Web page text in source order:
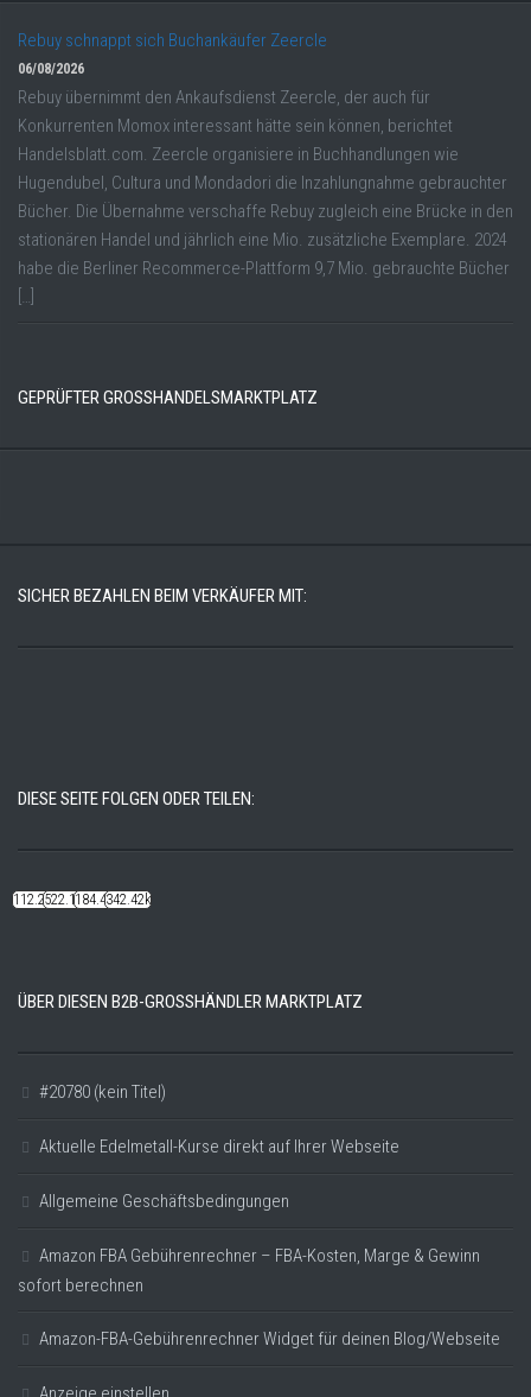
Rebuy schnappt sich Buchankäufer Zeercle
06/08/2026
Rebuy übernimmt den Ankaufsdienst Zeercle, der auch für
Konkurrenten Momox interessant hätte sein können, berichtet
Handelsblatt.com. Zeercle organisiere in Buchhandlungen wie
Hugendubel, Cultura und Mondadori die Inzahlungnahme gebrauchter
Bücher. Die Übernahme verschaffe Rebuy zugleich eine Brücke in den
stationären Handel und jährlich eine Mio. zusätzliche Exemplare. 2024
habe die Berliner Recommerce-Plattform 9,7 Mio. gebrauchte Bücher
[…]
GEPRÜFTER GROSSHANDELSMARKTPLATZ
SICHER BEZAHLEN BEIM VERKÄUFER MIT:
DIESE SEITE FOLGEN ODER TEILEN:
112.22k522.14k184.48k342.42k
ÜBER DIESEN B2B-GROSSHÄNDLER MARKTPLATZ
#20780 (kein Titel)
Aktuelle Edelmetall-Kurse direkt auf Ihrer Webseite
Allgemeine Geschäftsbedingungen
Amazon FBA Gebührenrechner – FBA-Kosten, Marge & Gewinn
sofort berechnen
Amazon-FBA-Gebührenrechner Widget für deinen Blog/Webseite